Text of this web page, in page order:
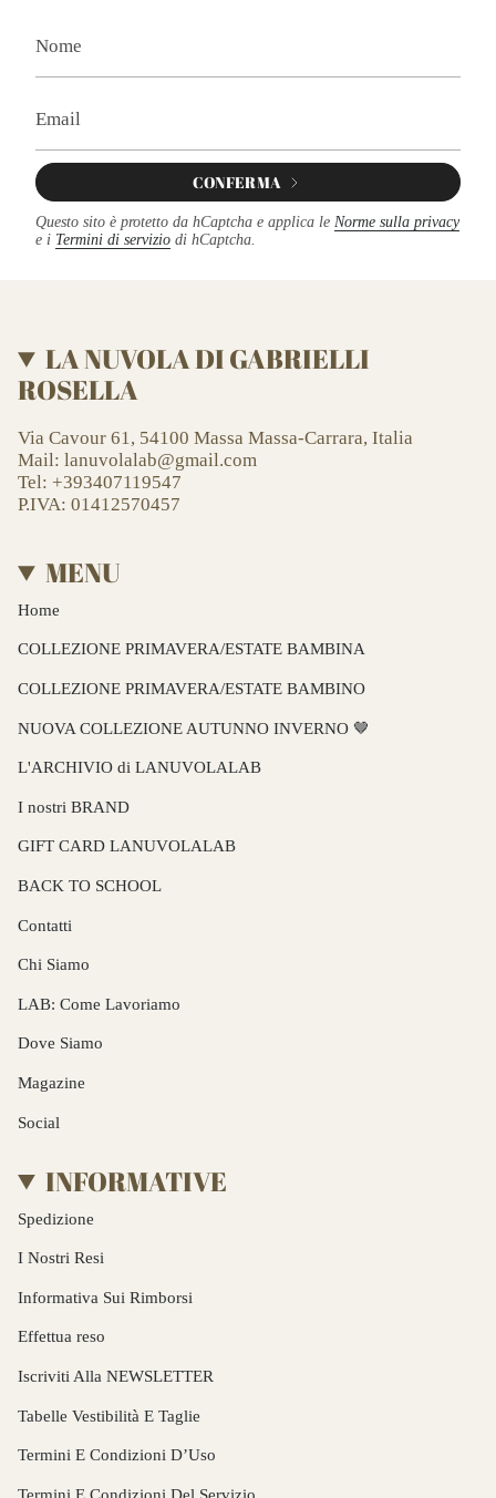
CONFERMA
Questo sito è protetto da hCaptcha e applica le Norme sulla privacy
e i Termini di servizio di hCaptcha.
LA NUVOLA DI GABRIELLI
ROSELLA
Via Cavour 61, 54100 Massa Massa-Carrara, Italia
Mail: lanuvolalab@gmail.com
Tel: +393407119547
P.IVA: 01412570457
MENU
Home
COLLEZIONE PRIMAVERA/ESTATE BAMBINA
COLLEZIONE PRIMAVERA/ESTATE BAMBINO
NUOVA COLLEZIONE AUTUNNO INVERNO 🤎
L'ARCHIVIO di LANUVOLALAB
I nostri BRAND
GIFT CARD LANUVOLALAB
BACK TO SCHOOL
Contatti
Chi Siamo
LAB: Come Lavoriamo
Dove Siamo
Magazine
Social
INFORMATIVE
Spedizione
I Nostri Resi
Informativa Sui Rimborsi
Effettua reso
Iscriviti Alla NEWSLETTER
Tabelle Vestibilità E Taglie
Termini E Condizioni D’Uso
Termini E Condizioni Del Servizio